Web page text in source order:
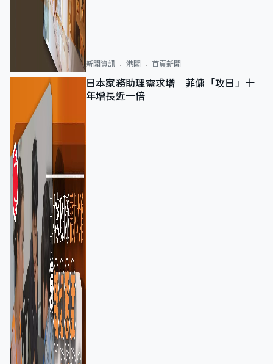
新聞資訊 港聞 首頁新聞
日本家務助理需求增 菲傭「攻日」十
年增長近一倍